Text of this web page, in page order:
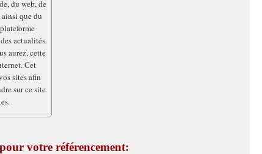
du web, de
que du
actualités.
aurez, cette
Cet
sites afin
sur ce site
votre référencement: